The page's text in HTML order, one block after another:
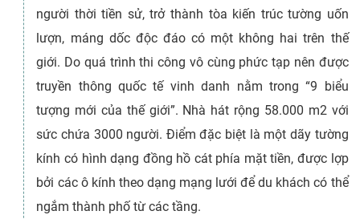
người thời tiền sử, trở thành tòa kiến trúc tường uốn
lượn, máng dốc độc đáo có một không hai trên thế
giới. Do quá trình thi công vô cùng phức tạp nên được
truyền thông quốc tế vinh danh nằm trong “9 biểu
tượng mới của thế giới”. Nhà hát rộng 58.000 m2 với
sức chứa 3000 người. Điểm đặc biệt là một dãy tường
kính có hình dạng đồng hồ cát phía mặt tiền, được lợp
bởi các ô kính theo dạng mạng lưới để du khách có thể
ngắm thành phố từ các tầng.